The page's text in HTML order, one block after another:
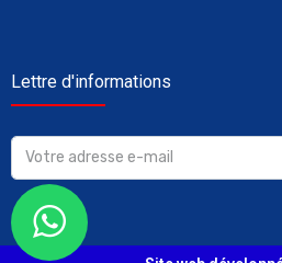
Lettre d'informations